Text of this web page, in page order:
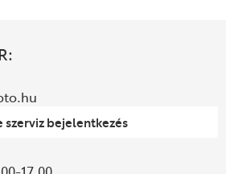
szerviz bejelentkezés